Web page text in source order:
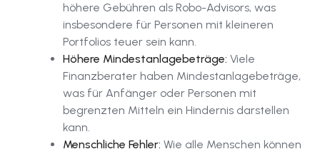
höhere Gebühren als Robo-Advisors, was
insbesondere für Personen mit kleineren
Portfolios teuer sein kann.
Höhere Mindestanlagebeträge: Viele
Finanzberater haben Mindestanlagebeträge,
was für Anfänger oder Personen mit
begrenzten Mitteln ein Hindernis darstellen
kann.
Menschliche Fehler: Wie alle Menschen können